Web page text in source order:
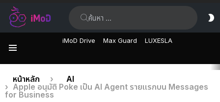
iMoD Drive Max Guard LUXESLA
เรื่อง
ล่าสุด
คุณอยู่ที่นี่:
หน้าหลัก
AI
Apple อนุมัติ Poke เป็น AI Agent รายแรกบน Messages
for Business